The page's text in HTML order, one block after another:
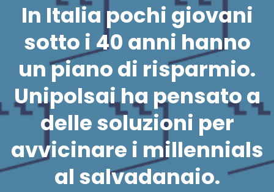
In Italia pochi giovani
sotto i 40 anni hanno
un piano di risparmio.
Unipolsai ha pensato a
delle soluzioni per
avvicinare i millennials
al salvadanaio.